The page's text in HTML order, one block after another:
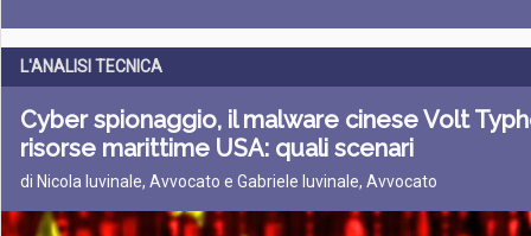
L'ANALISI TECNICA
Cyber spionaggio, il malware cinese Volt
risorse marittime USA: quali scenari
di Nicola Iuvinale, Avvocato e Gabriele Iuvinale, Avvocato